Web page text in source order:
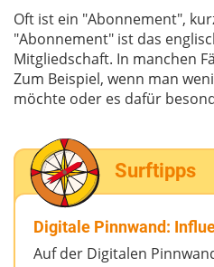
Oft ist ein "Abonnement",
"Abonnement" ist das
Mitgliedschaft. In manchen
Zum Beispiel, wenn man
möchte oder es dafür
Surftipps
Digitale Pinnwand:
Auf der Digitalen